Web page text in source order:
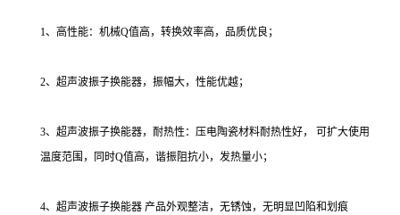
1、高性能：机械Q值高，转换效率高，品质优良；
2、超声波振子换能器，振幅大，性能优越；
3、超声波振子换能器，耐热性：压电陶瓷材料耐热性好， 可扩大使用
温度范围，同时Q值高，谐振阻抗小，发热量小；
4、超声波振子换能器 产品外观整洁，无锈蚀，无明显凹陷和划痕